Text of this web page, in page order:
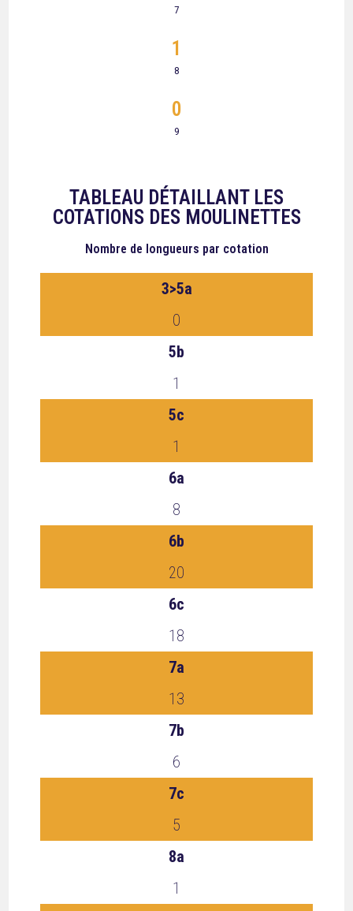
7
8
1
9
0
TABLEAU DÉTAILLANT LES
COTATIONS DES MOULINETTES
Nombre de longueurs par cotation
3>5a
0
5b
1
5c
1
6a
8
6b
20
6c
18
7a
13
7b
6
7c
5
8a
1